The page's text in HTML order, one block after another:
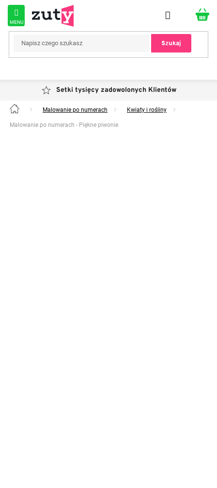
Przejść
treści
Szukaj
Setki tysięcy zadowolonych Klientów
Home Malowanie po numerach Kwiaty i rośliny
Malowanie po numerach - Piękne piwonie